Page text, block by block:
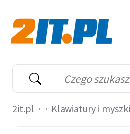
Wyszukiwarka
Słowo kluczowe
2it.pl Klawiatury i myszki